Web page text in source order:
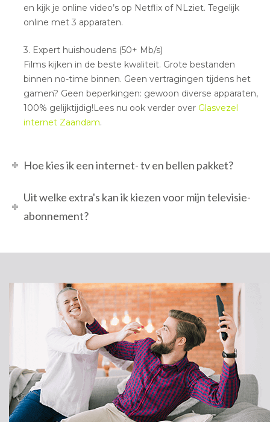
en kijk je online video’s op Netflix of NLziet. Tegelijk
online met 3 apparaten.
3. Expert huishoudens (50+ Mb/s)
Films kijken in de beste kwaliteit. Grote bestanden
binnen no-time binnen. Geen vertragingen tijdens het
gamen? Geen beperkingen: gewoon diverse apparaten,
100% gelijktijdig!Lees nu ook verder over Glasvezel
internet Zaandam.
Hoe kies ik een internet- tv en bellen pakket?
Uit welke extra's kan ik kiezen voor mijn televisie-
abonnement?